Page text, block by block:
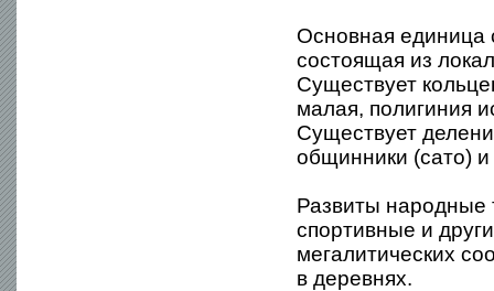
Основная единица
состоящая из
Существует
малая, полигиния
Существует
общинники (сато)
Развиты народные
спортивные и
мегалитических
в деревнях.